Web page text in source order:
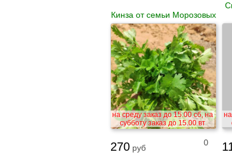
Кинза от семьи Морозовых
на среду заказ до 15.00 сб, на
субботу заказ до 15.00 вт
270 руб
0